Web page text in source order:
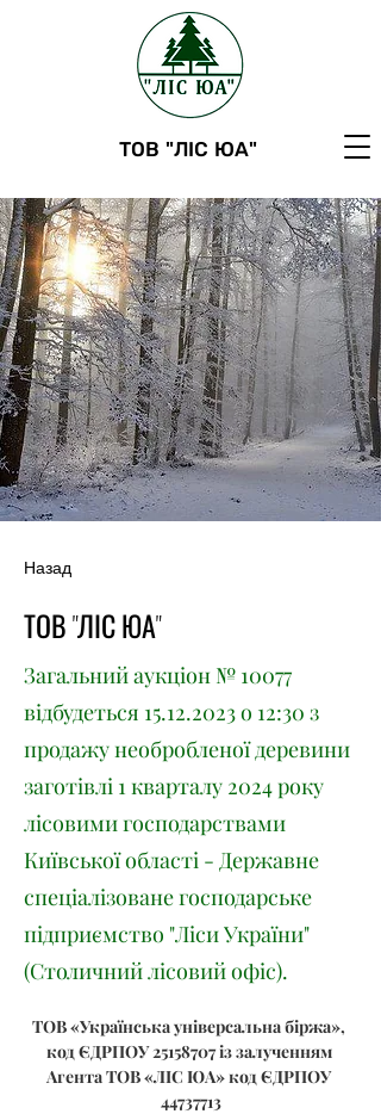
ТОВ "ЛІС ЮА"
Назад
ТОВ "ЛІС ЮА"
Загальний аукціон № 10077
відбудеться 15.12.2023о 12:30 з
продажу необробленої деревини
заготівлі 1 кварталу 2024 року
лісовими господарствами
Київської області - Державне
спеціалізоване господарське
підприємство "Ліси України"
(Столичний лісовий офіс).
ТОВ «Українська універсальна біржа»,
код ЄДРПОУ 25158707 із залученням
Агента ТОВ «ЛІС ЮА» код ЄДРПОУ
44737713